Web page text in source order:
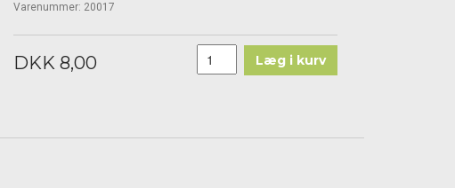
Varenummer: 20017
DKK 8,00 Læg i kurv